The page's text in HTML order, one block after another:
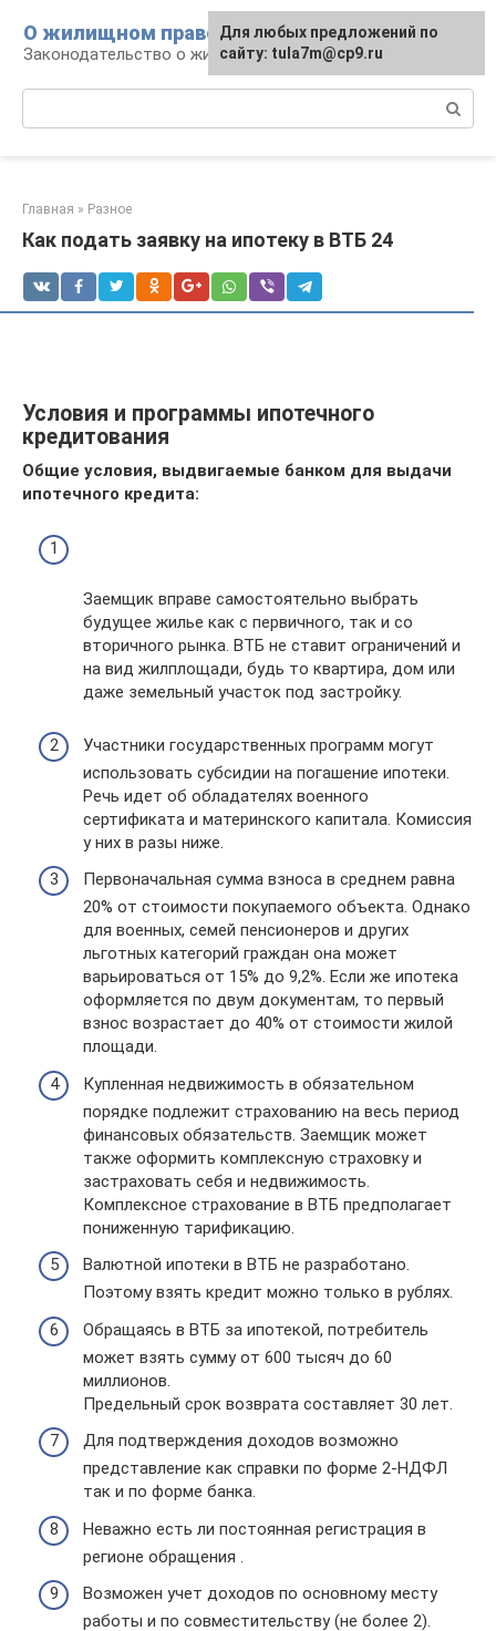
контенту
О жилищном праве
Законодательство о жилье и земле
Главная » Разное
Как подать заявку на ипотеку в ВТБ 24
Условия и программы ипотечного
кредитования
Общие условия, выдвигаемые банком для выдачи
ипотечного кредита:
Заемщик вправе самостоятельно выбрать
будущее жилье как с первичного, так и со
вторичного рынка. ВТБ не ставит ограничений и
на вид жилплощади, будь то квартира, дом или
даже земельный участок под застройку.
Участники государственных программ могут
использовать субсидии на погашение ипотеки.
Речь идет об обладателях военного
сертификата и материнского капитала. Комиссия
у них в разы ниже.
Первоначальная сумма взноса в среднем равна
20% от стоимости покупаемого объекта. Однако
для военных, семей пенсионеров и других
льготных категорий граждан она может
варьироваться от 15% до 9,2%. Если же ипотека
оформляется по двум документам, то первый
взнос возрастает до 40% от стоимости жилой
площади.
Купленная недвижимость в обязательном
порядке подлежит страхованию на весь период
финансовых обязательств. Заемщик может
также оформить комплексную страховку и
застраховать себя и недвижимость.
Комплексное страхование в ВТБ предполагает
пониженную тарификацию.
Валютной ипотеки в ВТБ не разработано.
Поэтому взять кредит можно только в рублях.
Обращаясь в ВТБ за ипотекой, потребитель
может взять сумму от 600 тысяч до 60
миллионов.
Предельный срок возврата составляет 30 лет.
Для подтверждения доходов возможно
представление как справки по форме 2-НДФЛ
так и по форме банка.
Неважно есть ли постоянная регистрация в
регионе обращения .
Возможен учет доходов по основному месту
работы и по совместительству (не более 2).
Для любых предложений по
сайту: tula7m@cp9.ru